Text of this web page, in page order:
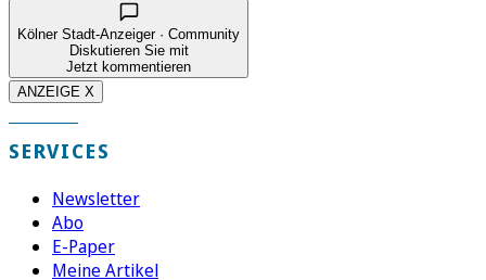
Kölner Stadt-Anzeiger · Community
Diskutieren Sie mit
Jetzt kommentieren
ANZEIGE X
SERVICES
Newsletter
Abo
E-Paper
Meine Artikel